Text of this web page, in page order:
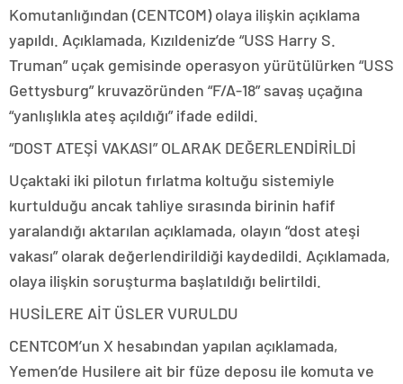
Komutanlığından (CENTCOM) olaya ilişkin açıklama
yapıldı. Açıklamada, Kızıldeniz’de “USS Harry S.
Truman” uçak gemisinde operasyon yürütülürken “USS
Gettysburg” kruvazöründen “F/A-18” savaş uçağına
“yanlışlıkla ateş açıldığı” ifade edildi.
“DOST ATEŞİ VAKASI” OLARAK DEĞERLENDİRİLDİ
Uçaktaki iki pilotun fırlatma koltuğu sistemiyle
kurtulduğu ancak tahliye sırasında birinin hafif
yaralandığı aktarılan açıklamada, olayın “dost ateşi
vakası” olarak değerlendirildiği kaydedildi. Açıklamada,
olaya ilişkin soruşturma başlatıldığı belirtildi.
HUSİLERE AİT ÜSLER VURULDU
CENTCOM’un X hesabından yapılan açıklamada,
Yemen’de Husilere ait bir füze deposu ile komuta ve